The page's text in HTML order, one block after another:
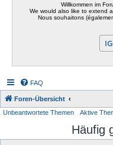
Willkommen im
We would also like to extend
Nous souhaitons
FAQ
Foren-Übersicht
Unbeantwortete Themen Aktive
Häufig